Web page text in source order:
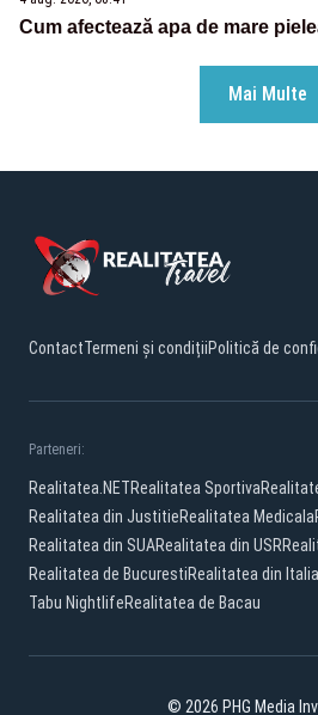
Cum afectează apa de mare
Mai Multe
ContactTermeni și condițiiPolitică de
Parteneri:
Realitatea.NETRealitatea Sportiva
Realitatea din JustitieRealitatea Medicala
Realitatea din SUARealitatea din USR
Realitatea de BucurestiRealitatea din Italia
Tabu NightlifeRealitatea de Bacau
© 2026 PHG Media